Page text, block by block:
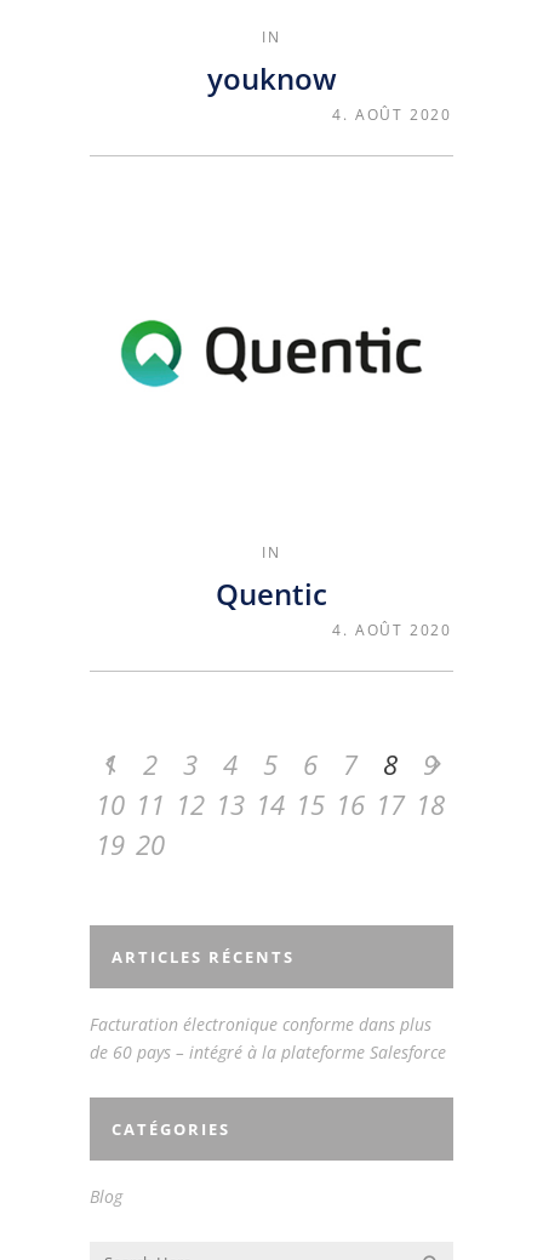
IN
youknow
4. AOÛT 2020
IN
Quentic
4. AOÛT 2020
1 2 3 4 5 6 7 8
9
10 11 12 13 14 15 16 17 18
19 20
ARTICLES RÉCENTS
Facturation électronique conforme dans plus
de 60 pays – intégré à la plateforme Salesforce
CATÉGORIES
Blog